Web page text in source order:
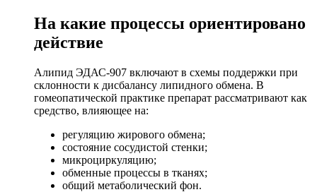
На какие процессы ориентировано
действие
Алипид ЭДАС-907 включают в схемы поддержки при
склонности к дисбалансу липидного обмена. В
гомеопатической практике препарат рассматривают как
средство, влияющее на:
регуляцию жирового обмена;
состояние сосудистой стенки;
микроциркуляцию;
обменные процессы в тканях;
общий метаболический фон.